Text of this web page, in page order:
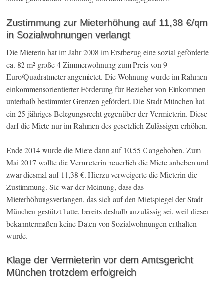
Zustimmung zur Mieterhöhung auf 11,38 €/qm
in Sozialwohnungen verlangt
Die Mieterin hat im Jahr 2008 im Erstbezug eine sozial geförderte
ca. 82 m² große 4 Zimmerwohnung zum Preis von 9
Euro/Quadratmeter angemietet. Die Wohnung wurde im Rahmen
einkommensorientierter Förderung für Bezieher von Einkommen
unterhalb bestimmter Grenzen gefördert. Die Stadt München hat
ein 25-jähriges Belegungsrecht gegenüber der Vermieterin. Diese
darf die Miete nur im Rahmen des gesetzlich Zulässigen erhöhen.
Ende 2014 wurde die Miete dann auf 10,55 € angehoben. Zum
Mai 2017 wollte die Vermieterin neuerlich die Miete anheben und
zwar diesmal auf 11,38 €. Hierzu verweigerte die Mieterin die
Zustimmung. Sie war der Meinung, dass das
Mieterhöhungsverlangen, das sich auf den Mietspiegel der Stadt
München gestützt hatte, bereits deshalb unzulässig sei, weil dieser
bekanntermaßen keine Daten von Sozialwohnungen enthalten
würde.
Klage der Vermieterin vor dem Amtsgericht
München trotzdem erfolgreich